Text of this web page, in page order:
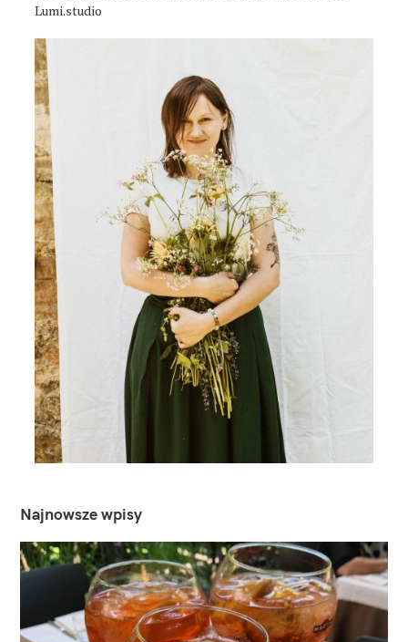
Lumi.studio
Najnowsze wpisy